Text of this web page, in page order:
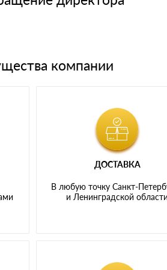
компании
ДОСТАВКА
В любую точку Санкт-
и Ленинградской области